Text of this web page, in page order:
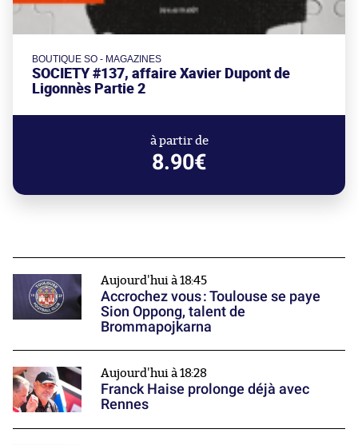
BOUTIQUE SO - MAGAZINES
SOCIETY #137, affaire Xavier Dupont de
Ligonnès Partie 2
à partir de
8.90€
Aujourd'hui à 18:45
Accrochez vous : Toulouse se paye
Sion Oppong, talent de
Brommapojkarna
Aujourd'hui à 18:28
Franck Haise prolonge déjà avec
Rennes